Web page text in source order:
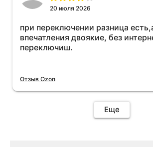
20 июля 2026
при переключении разница
впечатления двоякие, без
переключиш.
Отзыв Ozon
Еще